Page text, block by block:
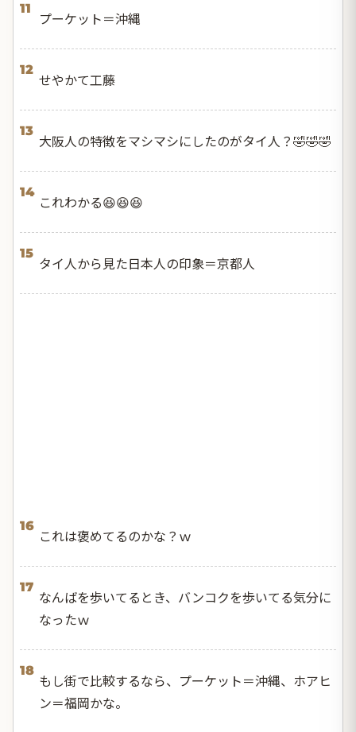
11
プーケット＝沖縄
12
せやかて工藤
13
大阪人の特徴をマシマシにしたのがタイ人？🤣🤣🤣
14
これわかる😆😆😆
15
タイ人から見た日本人の印象＝京都人
16
これは褒めてるのかな？ｗ
17
なんばを歩いてるとき、バンコクを歩いてる気分に
なったｗ
18
もし街で比較するなら、プーケット＝沖縄、ホアヒ
ン＝福岡かな。